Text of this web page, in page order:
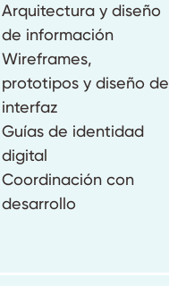
Arquitectura y diseño
de información
Wireframes,
prototipos y diseño de
interfaz
Guías de identidad
digital
Coordinación con
desarrollo